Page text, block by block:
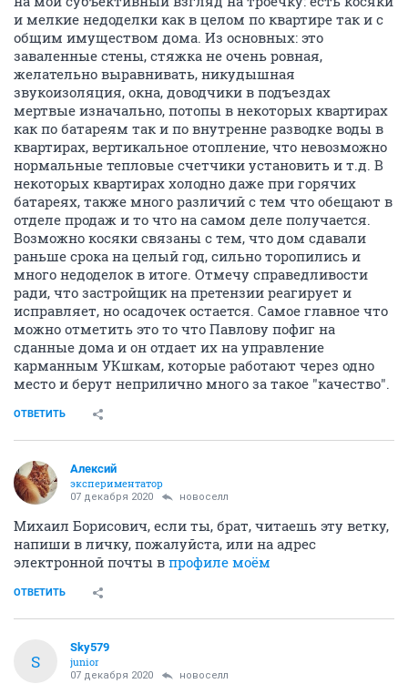
и мелкие недоделки как в целом по квартире так и с
общим имуществом дома. Из основных: это
заваленные стены, стяжка не очень ровная,
желательно выравнивать, никудышная
звукоизоляция, окна, доводчики в подъездах
мертвые изначально, потопы в некоторых квартирах
как по батареям так и по внутренне разводке воды в
квартирах, вертикальное отопление, что невозможно
нормальные тепловые счетчики установить и т.д. В
некоторых квартирах холодно даже при горячих
батареях, также много различий с тем что обещают в
отделе продаж и то что на самом деле получается.
Возможно косяки связаны с тем, что дом сдавали
раньше срока на целый год, сильно торопились и
много недоделок в итоге. Отмечу справедливости
ради, что застройщик на претензии реагирует и
исправляет, но осадочек остается. Самое главное что
можно отметить это то что Павлову пофиг на
сданные дома и он отдает их на управление
карманным УКшкам, которые работают через одно
место и берут неприлично много за такое "качество".
ОТВЕТИТЬ
Алексий
экспериментатор
07 декабря 2020 новоселл
Михаил Борисович, если ты, брат, читаешь эту ветку,
напиши в личку, пожалуйста, или на адрес
электронной почты в профиле моём
ОТВЕТИТЬ
S
Sky579
junior
07 декабря 2020 новоселл